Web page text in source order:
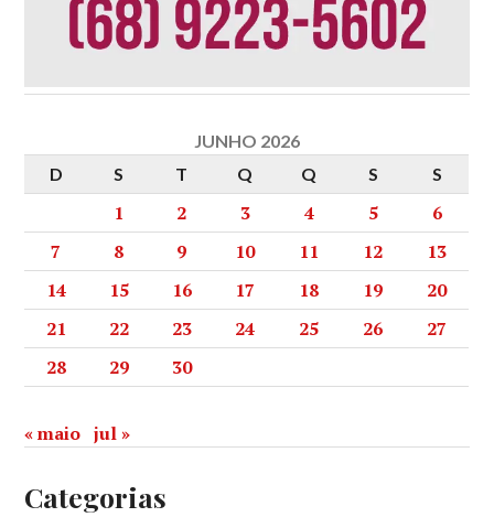
JUNHO 2026
D
S T Q Q S S
1 2 3 4 5
6
7
8 9 10 11 12
13
14
15 16 17 18 19
20
21
22 23 24 25 26
27
28
29 30
« maio jul »
Categorias